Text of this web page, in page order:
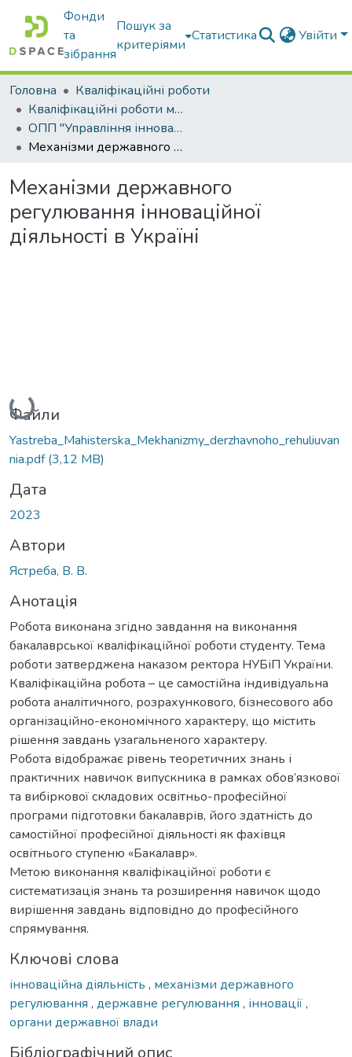
Фонди
та
зібрання
Пошук за
критеріями
Статистика Увійти
Головна
Кваліфікаційні роботи
Кваліфікаційні роботи магістрів
ОПП "Управління інноваційною діяльністю"
Механізми державного регулювання інноваційної діяльності в Україні
Механізми державного
регулювання інноваційної
діяльності в Україні
Вантажиться...
Файли
Yastreba_Mahisterska_Mekhanizmy_derzhavnoho_rehuliuvan
nia.pdf(3,12 MB)
Дата
2023
Автори
Ястреба, В. В.
Анотація
Робота виконана згідно завдання на виконання
бакалаврської кваліфікаційної роботи студенту. Тема
роботи затверджена наказом ректора НУБіП України.
Кваліфікаційна робота – це самостійна індивідуальна
робота аналітичного, розрахункового, бізнесового або
організаційно-економічного характеру, що містить
рішення завдань узагальненого характеру.
Робота відображає рівень теоретичних знань і
практичних навичок випускника в рамках обов’язкової
та вибіркової складових освітньо-професійної
програми підготовки бакалаврів, його здатність до
самостійної професійної діяльності як фахівця
освітнього ступеню «Бакалавр».
Метою виконання кваліфікаційної роботи є
систематизація знань та розширення навичок щодо
вирішення завдань відповідно до професійного
спрямування.
Ключові слова
інноваційна діяльність , механізми державного
регулювання , державне регулювання , інновації,
органи державної влади
Бібліографічний опис